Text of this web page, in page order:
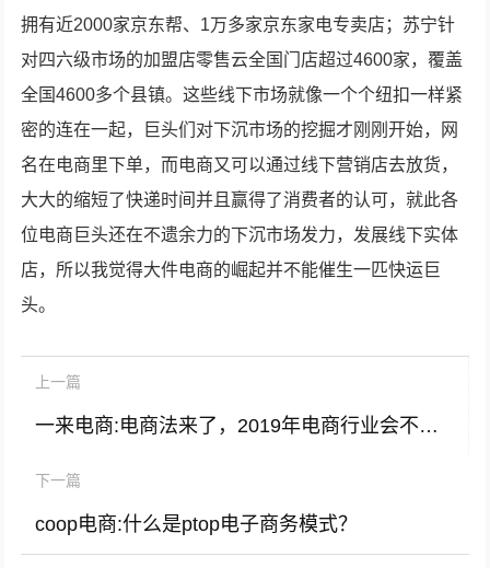
拥有近2000家京东帮、1万多家京东家电专卖店；苏宁针
对四六级市场的加盟店零售云全国门店超过4600家，覆盖
全国4600多个县镇。这些线下市场就像一个个纽扣一样紧
密的连在一起，巨头们对下沉市场的挖掘才刚刚开始，网
名在电商里下单，而电商又可以通过线下营销店去放货，
大大的缩短了快递时间并且赢得了消费者的认可，就此各
位电商巨头还在不遗余力的下沉市场发力，发展线下实体
店，所以我觉得大件电商的崛起并不能催生一匹快运巨
头。
上一篇
一来电商:电商法来了，2019年电商行业会不会淘汰掉一部分小卖家，小卖家该如何应对？
下一篇
coop电商:什么是ptop电子商务模式？